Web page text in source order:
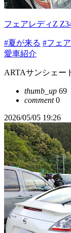
フェアレディZ
#夏が来る #フェ
愛車紹介
ARTAサンシェー
thumb_up 69
comment0
2026/05/05 19:26